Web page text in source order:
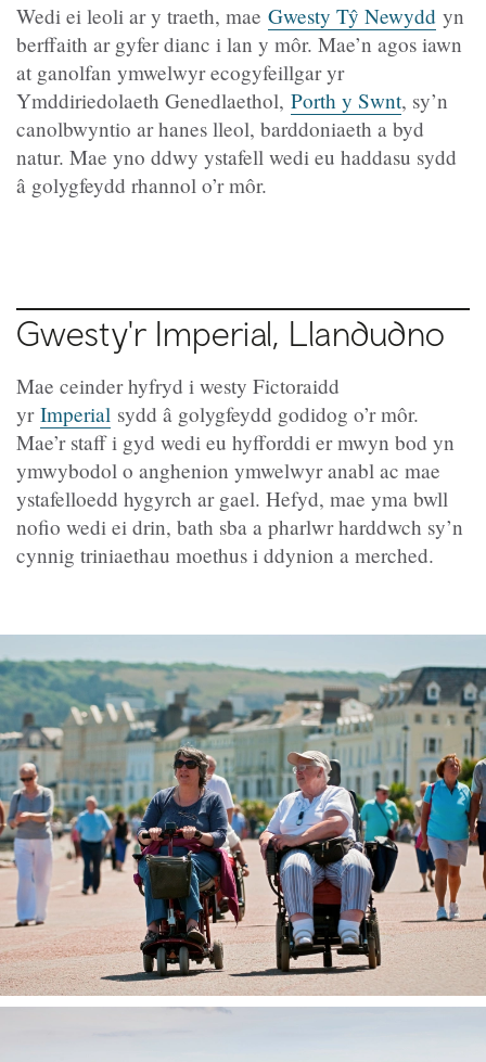
Wedi ei leoli ar y traeth, mae Gwesty Tŷ Newydd yn
berffaith ar gyfer dianc i lan y môr. Mae’n agos iawn
at ganolfan ymwelwyr ecogyfeillgar yr
Ymddiriedolaeth Genedlaethol, Porth y Swnt, sy’n
canolbwyntio ar hanes lleol, barddoniaeth a byd
natur. Mae yno ddwy ystafell wedi eu haddasu sydd
â golygfeydd rhannol o’r môr.
Gwesty'r Imperial, Llandudno
Mae ceinder hyfryd i westy Fictoraidd
yr Imperial sydd â golygfeydd godidog o’r môr.
Mae’r staff i gyd wedi eu hyfforddi er mwyn bod yn
ymwybodol o anghenion ymwelwyr anabl ac mae
ystafelloedd hygyrch ar gael. Hefyd, mae yma bwll
nofio wedi ei drin, bath sba a pharlwr harddwch sy’n
cynnig triniaethau moethus i ddynion a merched.